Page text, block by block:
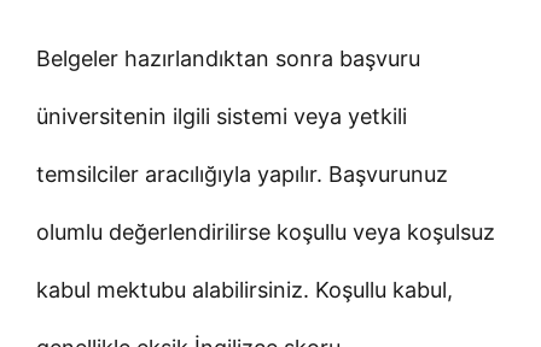
Belgeler hazırlandıktan sonra başvuru
üniversitenin ilgili sistemi veya yetkili
temsilciler aracılığıyla yapılır. Başvurunuz
olumlu değerlendirilirse koşullu veya koşulsuz
kabul mektubu alabilirsiniz. Koşullu kabul,